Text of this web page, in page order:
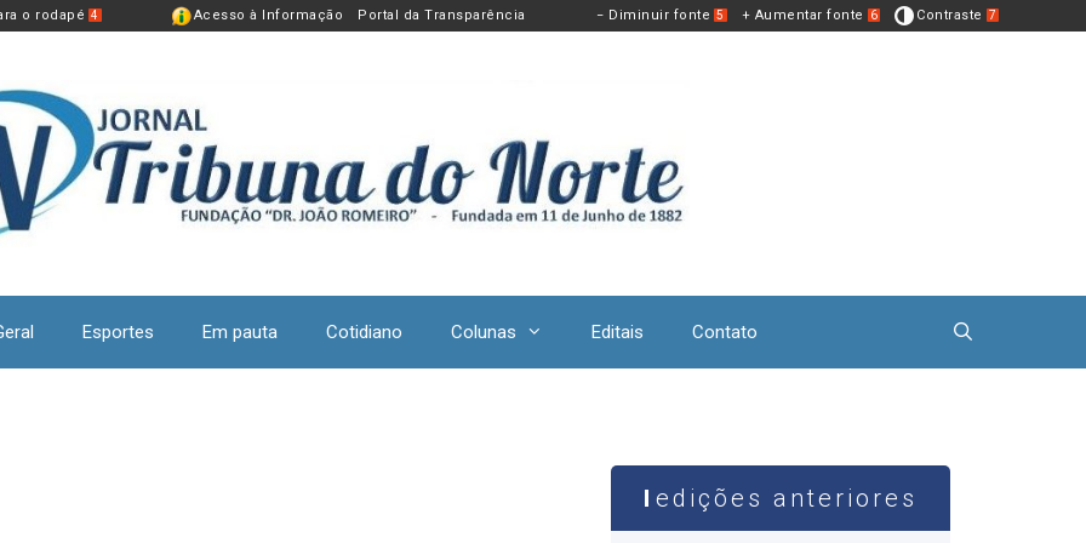
o rodapé 4 Acesso à Informação Portal da Transparência − Diminuir fonte 5 + Aumentar fonte 6 Contraste 7
Esportes Em pauta Cotidiano Colunas Editais Contato
edições anteriores